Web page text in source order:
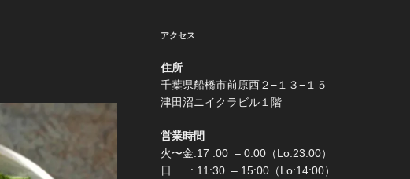
アクセス
住所
千葉県船橋市前原西２−１３−１５
津田沼ニイクラビル１階
営業時間
火〜金:17 :00 – 0:00（Lo:23:00）
日 : 11:30 – 15:00（Lo:14:00）